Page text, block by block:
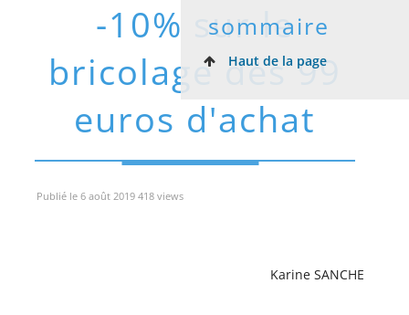
-10% sur le
bricolage dès 99
euros d'achat
sommaire
Haut de la page
Publié le 6 août 2019 418 views
Karine SANCHE